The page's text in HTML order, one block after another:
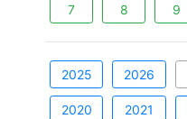
7 8 9
2025 2026
2020 2021